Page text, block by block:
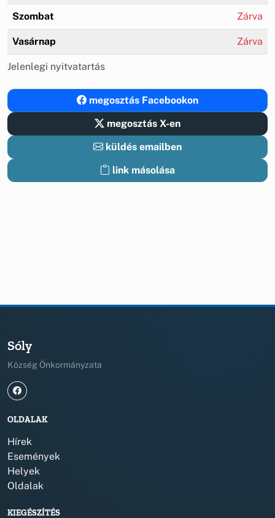
Szombat Zárva
Vasárnap Zárva
Jelenlegi nyitvatartás
megosztás Facebookon
megosztás X-en
küldés emailben
link másolása
Sóly
Község Önkormányzata
OLDALAK
Hírek
Események
Helyek
Oldalak
KIEGÉSZÍTÉS